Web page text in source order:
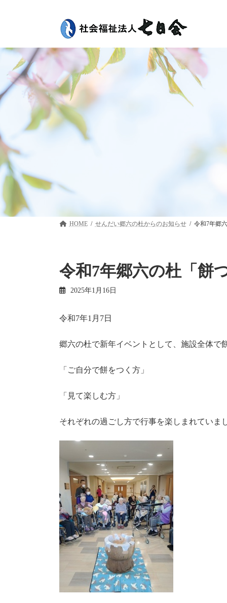
ツ
ッ
プ
シ
移
動
HOME せんだい郷六の杜 令和7年郷
令和7年郷六の杜「餅
2025年1月16日
令和7年1月7日
郷六の杜で新年イベントとして、施設全体で
「ご自分で餅をつく方」
「見て楽しむ方」
それぞれの過ごし方で行事を楽しまれていま